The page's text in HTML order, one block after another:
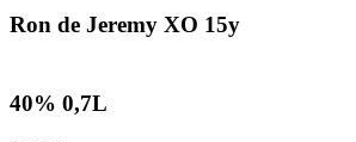
Ron de Jeremy XO 15y
40% 0,7L